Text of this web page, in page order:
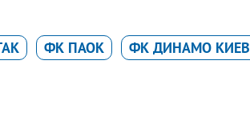
ФК ПАОК ФК ДИНАМО КИЕВ